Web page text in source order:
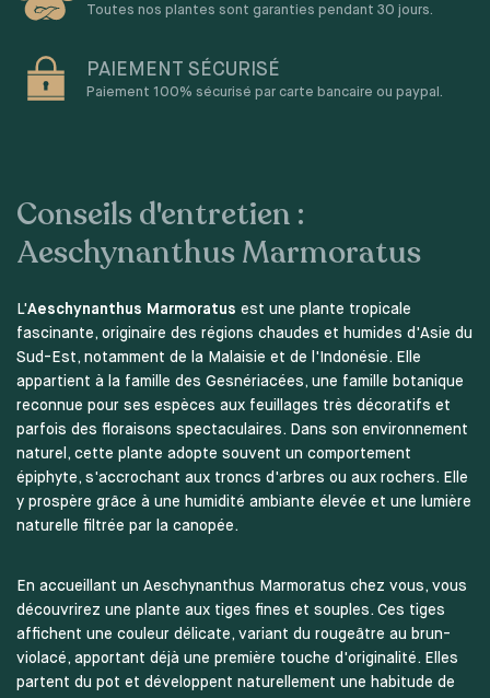
Toutes nos plantes sont garanties pendant 30 jours.
PAIEMENT SÉCURISÉ
Paiement 100% sécurisé par carte bancaire ou paypal.
Conseils d'entretien :
Aeschynanthus Marmoratus
L'Aeschynanthus Marmoratus est une plante tropicale
fascinante, originaire des régions chaudes et humides d'Asie du
Sud-Est, notamment de la Malaisie et de l'Indonésie. Elle
appartient à la famille des Gesnériacées, une famille botanique
reconnue pour ses espèces aux feuillages très décoratifs et
parfois des floraisons spectaculaires. Dans son environnement
naturel, cette plante adopte souvent un comportement
épiphyte, s'accrochant aux troncs d'arbres ou aux rochers. Elle
y prospère grâce à une humidité ambiante élevée et une lumière
naturelle filtrée par la canopée.
En accueillant un Aeschynanthus Marmoratus chez vous, vous
découvrirez une plante aux tiges fines et souples. Ces tiges
affichent une couleur délicate, variant du rougeâtre au brun-
violacé, apportant déjà une première touche d'originalité. Elles
partent du pot et développent naturellement une habitude de